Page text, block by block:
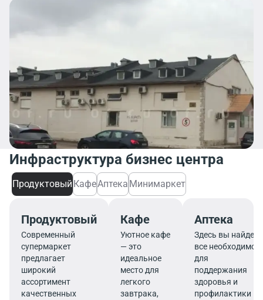
Инфраструктура бизнес центра
Продуктовый КафеАптека Минимаркет
Продуктовый
Современный
супермаркет
предлагает
широкий
ассортимент
качественных
Кафе
Уютное кафе
— это
идеальное
место для
легкого
завтрака,
Аптека
Здесь вы найдете
все необходимое
для
поддержания
здоровья и
профилактики